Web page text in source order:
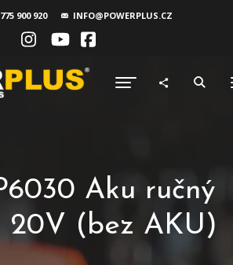
900 920 INFO@POWERPLUS.CZ
Aku ručný
20V (bez AKU)